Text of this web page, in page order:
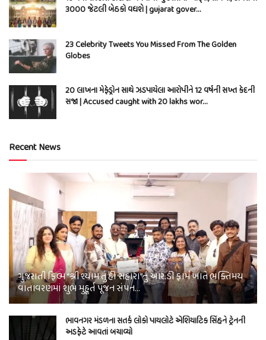
3000 જેટલી બેઠકો વધશે | gujarat gover…
23 Celebrity Tweets You Missed From The Golden
Globes
20 લાખના મેફેડ્રોન સાથે ઝડપાયેલા આરોપીને 12 વર્ષની સખ્ત કેદની
સજા | Accused caught with 20 lakhs wor…
Recent News
ગુજરાતી ફિલ્મ “શ્રી શ્યામ તું હી સહારા”નું આર.ડી ફાર્મ ખાતે ભક્તિમય
વાતાવરણમાં શુભ મુહૂર્ત પૂજન સંપન…
ભાવનગર મંડળના સતર્ક લોકો પાયલોટે એશિયાટિક સિંહને ટ્રેનની
અડફેટે આવતાં બચાવ્યો